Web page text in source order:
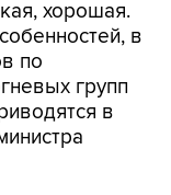
хорошая.
в
по
групп
в